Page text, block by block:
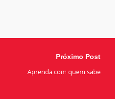
Próximo Post
Aprenda com quem sabe